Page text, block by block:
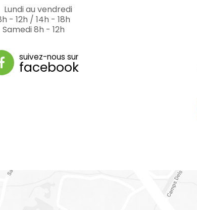
Lundi au vendredi
- 12h / 14h - 18h
Samedi 8h - 12h
suivez-nous sur
facebook